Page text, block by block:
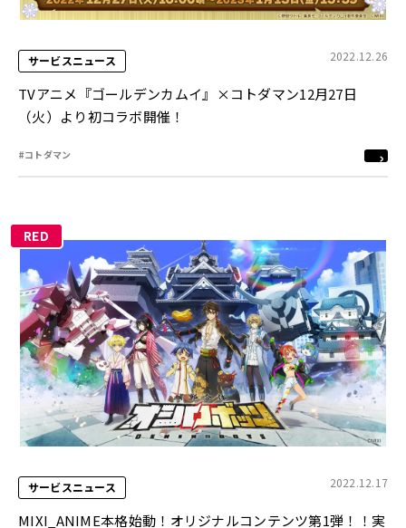
サービスニュース 2022.12.26
TVアニメ『ゴールデンカムイ』×コトダマン12月27日
（火）より初コラボ開催！
#コトダマン
RED
サービスニュース 2022.12.17
MIXI_ANIME本格始動！オリジナルコンテンツ第1弾！！実